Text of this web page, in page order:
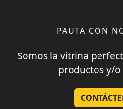
PAUTA CON
Somos la vitrina
productos y/o